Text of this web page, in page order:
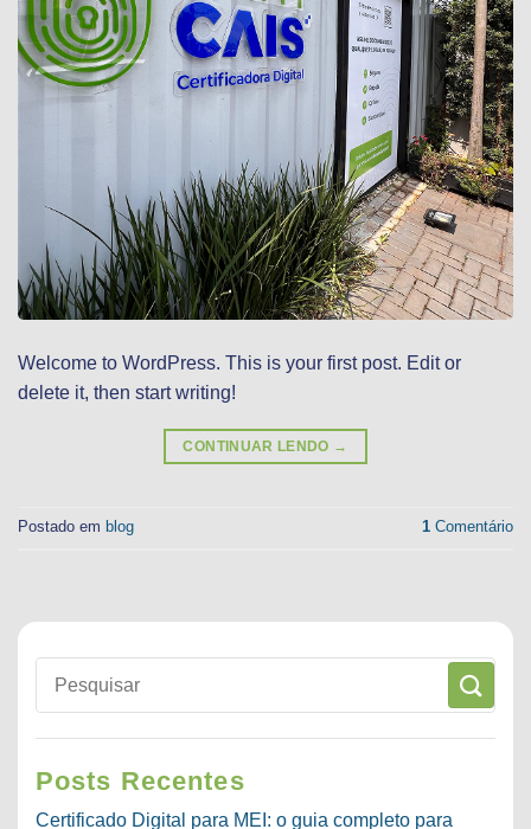
Welcome to WordPress. This is your first post. Edit or
delete it, then start writing!
CONTINUAR LENDO →
Postado em blog 1 Comentário
Posts Recentes
Certificado Digital para MEI: o guia completo para